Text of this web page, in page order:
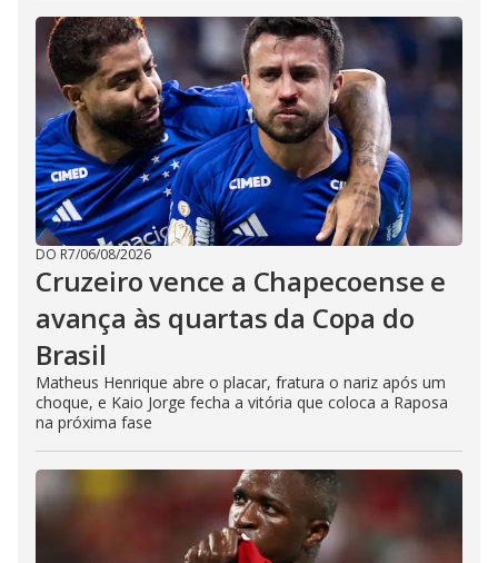
DO R7/06/08/2026
Cruzeiro vence a Chapecoense e
avança às quartas da Copa do
Brasil
Matheus Henrique abre o placar, fratura o nariz após um
choque, e Kaio Jorge fecha a vitória que coloca a Raposa
na próxima fase